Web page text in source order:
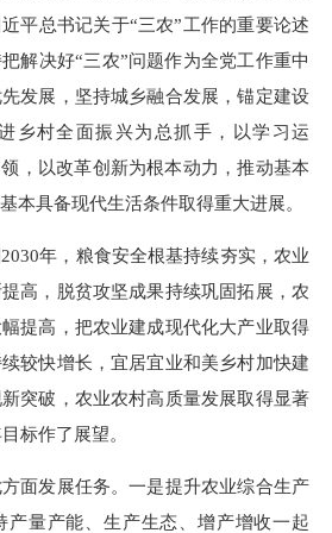
平总书记关于“三农”工作的重要论述
解决好“三农”问题作为全党工作重中
发展，坚持城乡融合发展，锚定建设
乡村全面振兴为总抓手，以学习运
，以改革创新为根本动力，推动基本
本具备现代生活条件取得重大进展。
年，粮食安全根基持续夯实，农业
高，脱贫攻坚成果持续巩固拓展，农
提高，把农业建成现代化大产业取得
较快增长，宜居宜业和美乡村加快建
突破，农业农村高质量发展取得显著
标作了展望。
发展任务。一是提升农业综合生产
产量产能、生产生态、增产增收一起